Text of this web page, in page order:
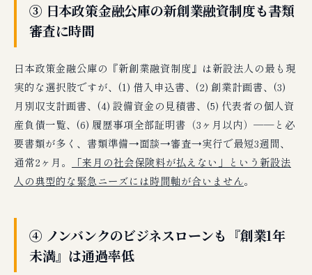
③ 日本政策金融公庫の新創業融資制度も書類
審査に時間
日本政策金融公庫の『新創業融資制度』は新設法人の最も現
実的な選択肢ですが、(1) 借入申込書、(2) 創業計画書、(3)
月別収支計画書、(4) 設備資金の見積書、(5) 代表者の個人資
産負債一覧、(6) 履歴事項全部証明書（3ヶ月以内）──と必
要書類が多く、書類準備→面談→審査→実行で最短3週間、
通常2ヶ月。
「来月の社会保険料が払えない」という新設法
人の典型的な緊急ニーズには時間軸が合いません。
④ ノンバンクのビジネスローンも『創業1年
未満』は通過率低